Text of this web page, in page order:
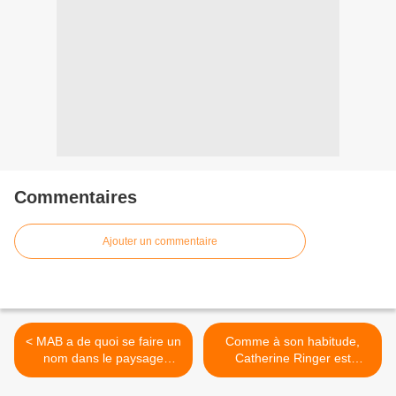
Commentaires
Ajouter un commentaire
< MAB a de quoi se faire un
nom dans le paysage
musical Français !
Comme à son habitude,
Catherine Ringer est
absolument fabuleuse sur